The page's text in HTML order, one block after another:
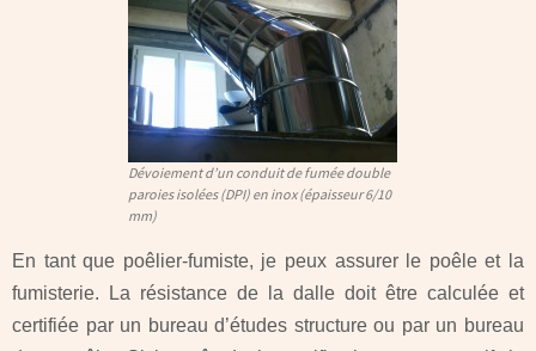
Dévoiement d’un conduit de fumée double
paroies isolées (DPI) en inox (épaisseur 6/10
mm)
En tant que poêlier-fumiste, je peux assurer le poêle et la
fumisterie. La résistance de la dalle doit être calculée et
certifiée par un bureau d’études structure ou par un bureau